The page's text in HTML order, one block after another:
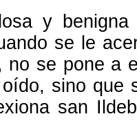
y
se le
no se pone a
sino que
san